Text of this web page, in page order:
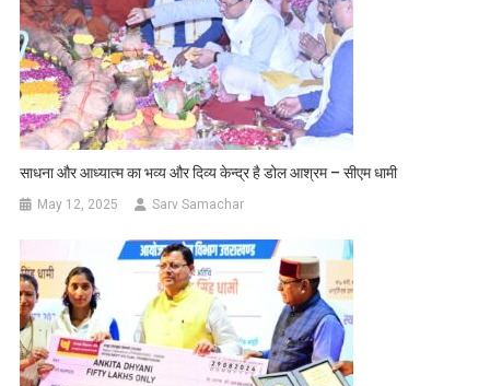
साधना और आध्यात्म का भव्य और दिव्य केन्द्र है डोल आश्रम – सीएम धामी
May 12, 2025 Sarv Samachar